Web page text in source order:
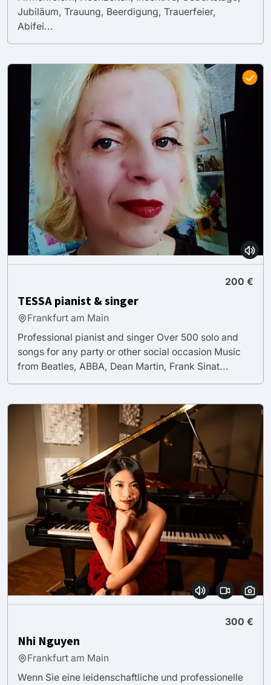
Jubiläum, Trauung, Beerdigung, Trauerfeier,
Abifei...
200 €
TESSA pianist & singer
Frankfurt am Main
Professional pianist and singer Over 500 solo and
songs for any party or other social occasion Music
from Beatles, ABBA, Dean Martin, Frank Sinat...
300 €
Nhi Nguyen
Frankfurt am Main
Wenn Sie eine leidenschaftliche und professionelle